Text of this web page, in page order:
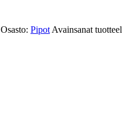
Osasto: Pipot Avainsanat